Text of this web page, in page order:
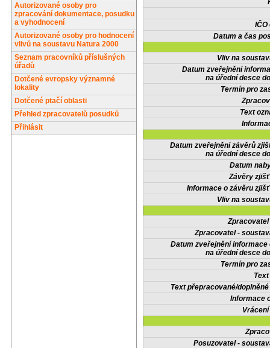
Autorizované osoby pro
zpracování dokumentace, posudku
a vyhodnocení
Autorizované osoby pro hodnocení
vlivů na soustavu Natura 2000
Seznam pracovníků příslušných
úřadů
Dotčené evropsky významné
lokality
Dotčené ptačí oblasti
Přehled zpracovatelů posudků
Přihlásit
IČO
Datum a čas
Vliv na
Datum zveřejnění
na úřední desce
Termín pro
Text
Datum zveřejnění závěrů
na úřední desce
Datum
Závěry
Informace o závěru
Vliv na
Zpracovatel -
Datum zveřejnění informace
na úřední desce
Termín pro
Text přepracované/
Informace
Posuzovatel -